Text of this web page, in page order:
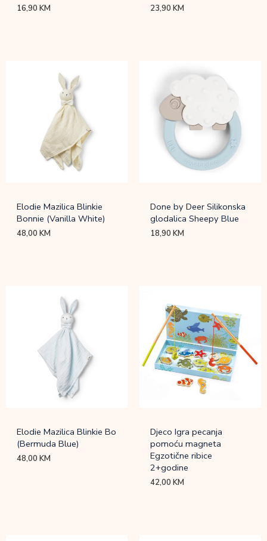
16,90KM 23,90KM
Elodie Mazilica Blinkie
Bonnie (Vanilla White)
48,00KM
Done by Deer Silikonska
glodalica Sheepy Blue
18,90KM
Elodie Mazilica Blinkie Bo
(Bermuda Blue)
48,00KM
Djeco Igra pecanja
pomoću magneta
Egzotične ribice
2+godine
42,00KM